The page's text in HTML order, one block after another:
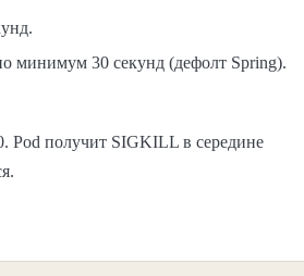
минимум 30 секунд (дефолт Spring).
Pod получит SIGKILL в середине